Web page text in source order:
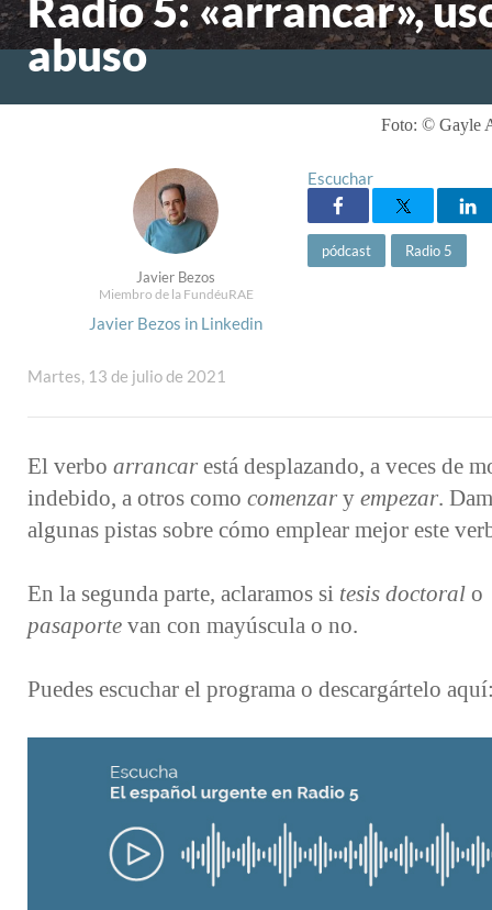
Radio 5: «arrancar»,
abuso
Foto: © Gayle
Javier Bezos
Miembro de la FundéuRAE
Javier Bezos in Linkedin
Escuchar
pódcast Radio 5
Martes, 13 de julio de 2021
El verbo arrancar está desplazando, a veces de
indebido, a otros como comenzar y empezar.
algunas pistas sobre cómo emplear mejor este
En la segunda parte, aclaramos si tesis doctoral o
pasaporte van con mayúscula o no.
Puedes escuchar el programa o descargártelo